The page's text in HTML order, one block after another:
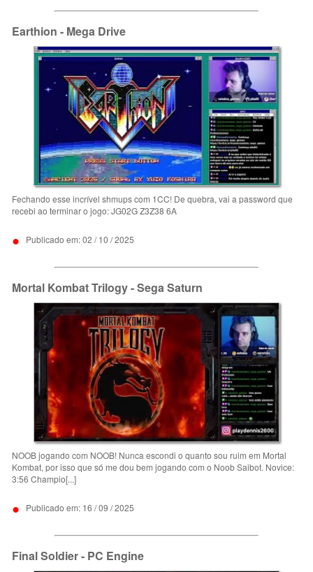
Earthion - Mega Drive
Fechando esse incrível shmups com 1CC! De quebra, vai a password que
recebi ao terminar o jogo: JG02G Z3Z38 6A
• Publicado em: 02 / 10 / 2025
Mortal Kombat Trilogy - Sega Saturn
NOOB jogando com NOOB! Nunca escondi o quanto sou ruim em Mortal
Kombat, por isso que só me dou bem jogando com o Noob Saibot. Novice:
3:56 Champio[...]
• Publicado em: 16 / 09 / 2025
Final Soldier - PC Engine